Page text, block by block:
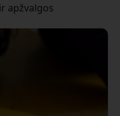
apžvalgos